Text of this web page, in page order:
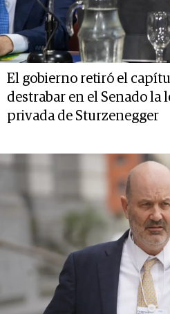
El gobierno retiró el
destrabar en el Senado la
privada de Sturzenegger